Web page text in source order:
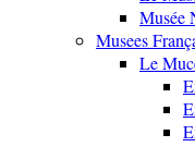
Musée
Musees
Le